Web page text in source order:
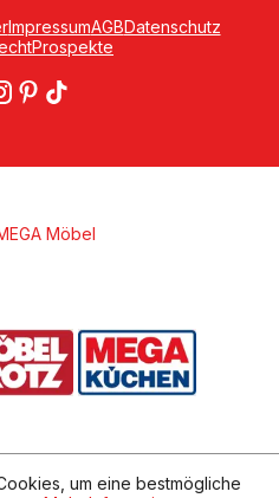
ImpressumAGBDatenschutz
Prospekte
Möbel
um eine bestmögliche